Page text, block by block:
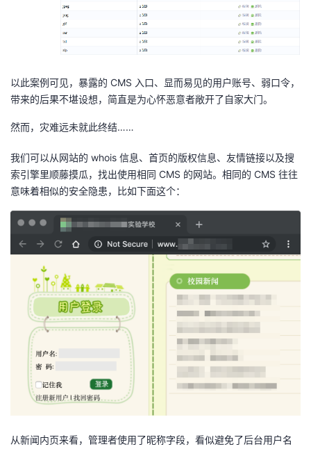
以此案例可见，暴露的 CMS 入口、显而易见的用户账号、弱口令，
带来的后果不堪设想，简直是为心怀恶意者敞开了自家大门。
然而，灾难远未就此终结……
我们可以从网站的 whois 信息、首页的版权信息、友情链接以及搜
索引擎里顺藤摸瓜，找出使用相同 CMS 的网站。相同的 CMS 往往
意味着相似的安全隐患，比如下面这个：
从新闻内页来看，管理者使用了昵称字段，看似避免了后台用户名